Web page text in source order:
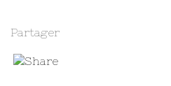
Partager